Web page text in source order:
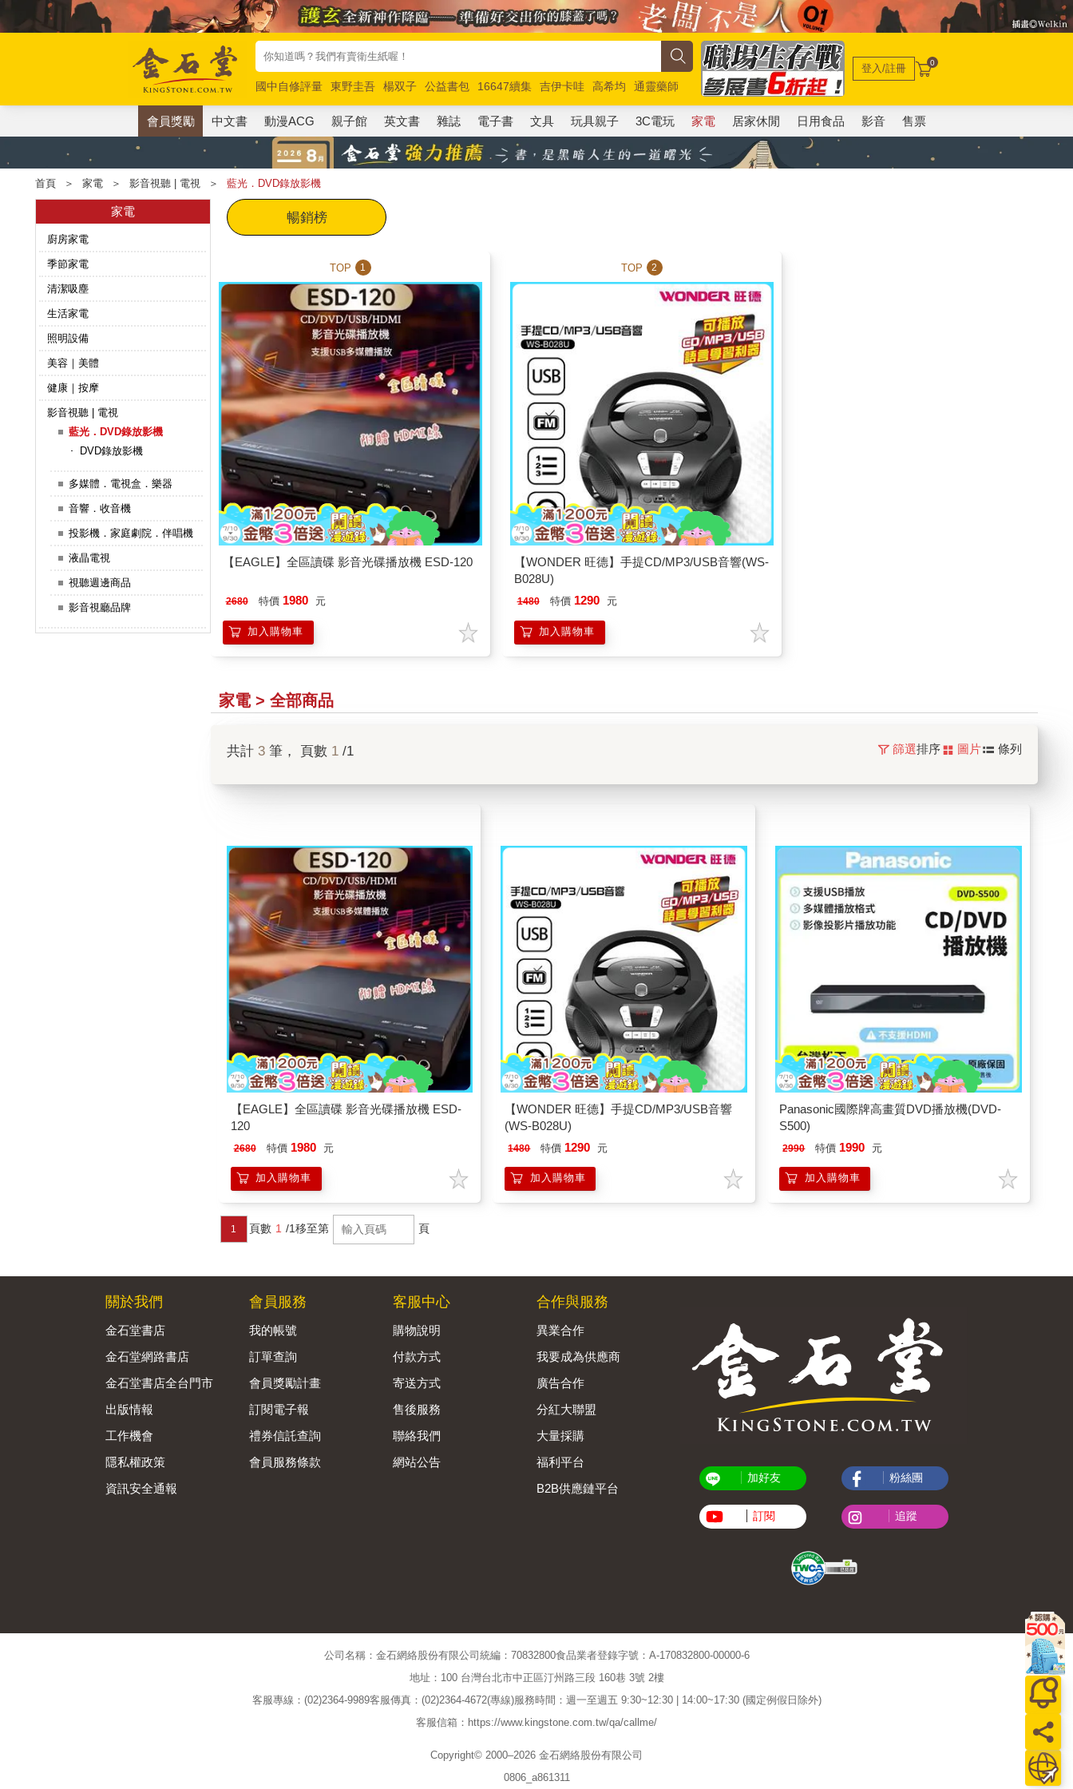
國中自修評量 東野圭吾 楊双子 公益書包 16647續集 吉伊卡哇 高希均
通靈藥師
唯紅花綻放
奧德賽 路邊攤新作 馬斯克 玩具總動員5 超慢跑
登入/註冊 0
會員獎勵 中文書 動漫ACG 親子館 英文書 雜誌 電子書 文具 玩具親子 3C電玩 家電 居家休閒 日用食品 影音 售票
首頁 ＞ 家電 ＞ 影音視聽 | 電視 ＞ 藍光．DVD錄放影機
家電
廚房家電
季節家電
清潔吸塵
生活家電
照明設備
美容｜美體
健康｜按摩
影音視聽 | 電視
藍光．DVD錄放影機
DVD錄放影機
多媒體．電視盒．樂器
音響．收音機
投影機．家庭劇院．伴唱機
液晶電視
視聽週邊商品
影音視廳品牌
暢銷榜
TOP 1
【EAGLE】全區讀碟 影音光碟播放機 ESD-120
2680 特價 1980 元
加入購物車
TOP 2
【WONDER 旺德】手提CD/MP3/USB音響(WS-
B028U)
1480 特價 1290 元
加入購物車
家電 > 全部商品
共計 3 筆， 頁數 1 /1 篩選排序 圖片 條列
【EAGLE】全區讀碟 影音光碟播放機 ESD-
120
2680 特價 1980 元
加入購物車
【WONDER 旺德】手提CD/MP3/USB音響
(WS-B028U)
1480 特價 1290 元
加入購物車
Panasonic國際牌高畫質DVD播放機(DVD-
S500)
2990 特價 1990 元
加入購物車
1 頁數 1 /1移至第 頁
關於我們
金石堂書店
金石堂網路書店
金石堂書店全台門市
出版情報
工作機會
隱私權政策
資訊安全通報
會員服務
我的帳號
訂單查詢
會員獎勵計畫
訂閱電子報
禮券信託查詢
會員服務條款
客服中心
購物說明
付款方式
寄送方式
售後服務
聯絡我們
網站公告
合作與服務
異業合作
我要成為供應商
廣告合作
分紅大聯盟
大量採購
福利平台
B2B供應鏈平台
加好友
訂閱
粉絲團
追蹤
公司名稱：金石網絡股份有限公司 統編：70832800食品業者登錄字號：A-170832800-00000-6
地址：100 台灣台北市中正區汀州路三段 160巷 3號 2樓
客服專線：(02)2364-9989客服傳真：(02)2364-4672(專線)服務時間：週一至週五 9:30~12:30 | 14:00~17:30 (國定例假日除外)
客服信箱：https://www.kingstone.com.tw/qa/callme/
Copyright© 2000–2026 金石網絡股份有限公司
0806_a861311